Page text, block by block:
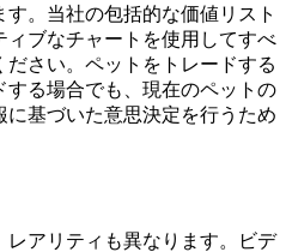
。当社の包括的な価値リスト
ィブなチャートを使用してすべ
さい。ペットをトレードする
る場合でも、現在のペットの
基づいた意思決定を行うため
アリティも異なります。ビデ